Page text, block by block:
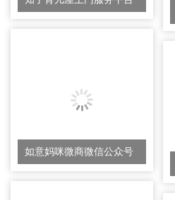
如意妈咪微商微信公众号